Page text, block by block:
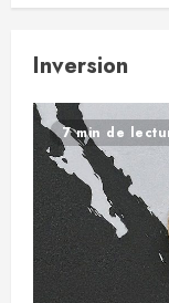
Inversion
7 min de